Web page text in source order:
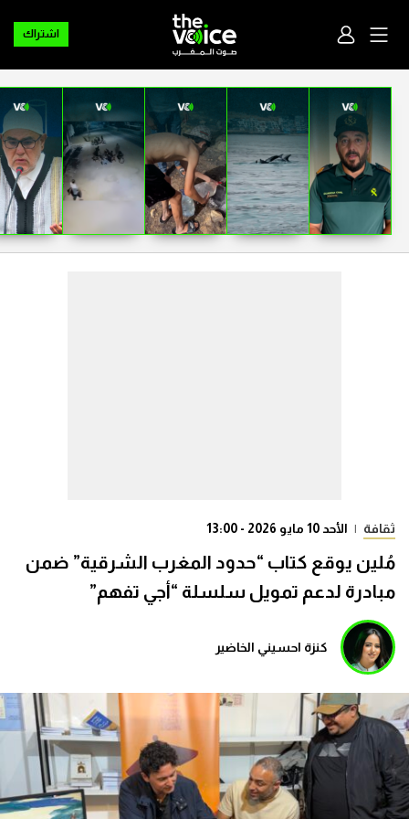
اشتراك
ثقافة | الأحد 10 مايو 2026 - 13:00
مُلين يوقع كتاب “حدود المغرب الشرقية” ضمن
مبادرة لدعم تمويل سلسلة “أجي تفهم”
كنزة احسيني الخاضير